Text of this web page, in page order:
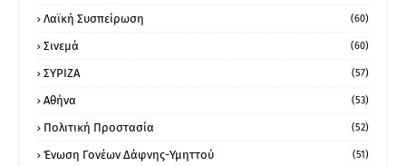
Λαϊκή Συσπείρωση (60)
Σινεμά (60)
ΣΥΡΙΖΑ (57)
Αθήνα (53)
Πολιτική Προστασία (52)
Ένωση Γονέων Δάφνης-Υμηττού (51)